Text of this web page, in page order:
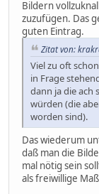
Bildern
zuzufügen. Das
guten Eintrag.
Zitat von:
Viel zu oft
in Frage
dann ja die ach
würden (die
worden sind).
Das wiederum
daß man die
mal nötig sein
als freiwillige